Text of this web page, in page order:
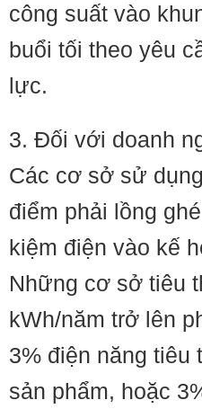
công suất vào
buổi tối theo yêu
lực.
3. Đối với doanh
Các cơ sở sử
điểm phải lồng
kiệm điện vào kế
Những cơ sở tiêu
kWh/năm trở lên
3% điện năng tiêu
sản phẩm, hoặc